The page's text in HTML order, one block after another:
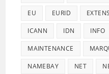
EU EURID
ICANN IDN INFO
MAINTENANCE
NAMEBAY NET